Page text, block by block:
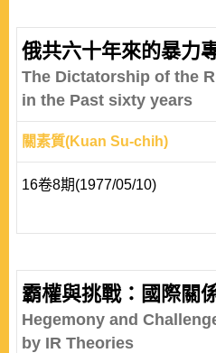
俄共六十年來的暴力
The Dictatorship of the
in the Past sixty years
關素質(Kuan Su-chih)
16卷8期(1977/05/10)
霸權與挑戰：國際關
Hegemony and
by IR Theories